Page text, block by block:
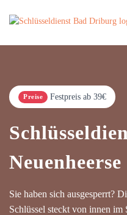
Preise Festpreis ab 39€
Neuenheerse
Sie haben sich ausgesperrt?
Schlüssel steckt von innen